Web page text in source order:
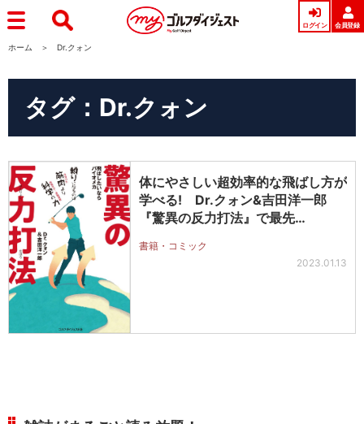
ログイン 会員登録
ホーム Dr.クォン
タグ：Dr.クォン
体にやさしい超効率的な飛ばし方が
学べる! Dr.クォン&吉田洋一郎
『驚異の反力打法』で最先…
書籍・コミック
2023.01.13